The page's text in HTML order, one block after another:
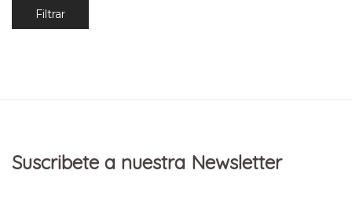
Precio
mínimo
Precio
máximo
Filtrar
Suscribete a nuestra Newsletter